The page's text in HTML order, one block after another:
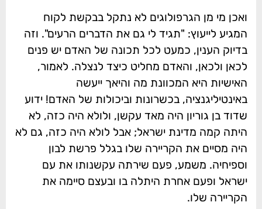
ואכן מי מן הגרפולוגים לא נתקל בבקשת לקוח
המגיע לייעוץ: "תגיד לי גם את הדברים הרעים". וזה
בדיוק הענין, כמעט לכל תכונה של האדם יש פנים
לכאן ולכאן, והאדם מחליט כיצד לנצלה. לאמור,
האישיות היא המכוונת מה והיאך ייעשה
באינטיליגנציה, בכשרונות וביכולות של האדם! ידוע
שדוד בן גוריון היה מאד עקשן, ולולא היה כזה, לא
היתה קמה מדינת ישראל; אבל לולא היה כזה, גם לא
היה מסיים את הקריירה שלו בגלל פרשת לבון
וספיחיה. משמע, פעם שירתה עקשנותו את עם
ישראל ופעם אחרת היתלה בו ובעצם סיימה את
הקריירה שלו.